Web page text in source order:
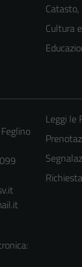
Cultura
Leggi le